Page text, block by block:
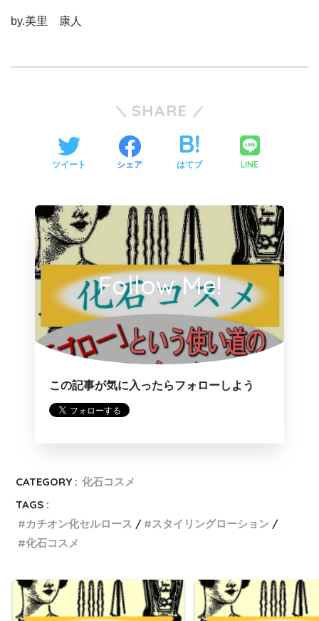
by.美里 康人
SHARE
ツイート シェア はてブ LINE
Follow Me!
この記事が気に入ったらフォローしよう
CATEGORY : 化石コスメ
TAGS :
カチオン化セルロース
スタイリングローション
化石コスメ